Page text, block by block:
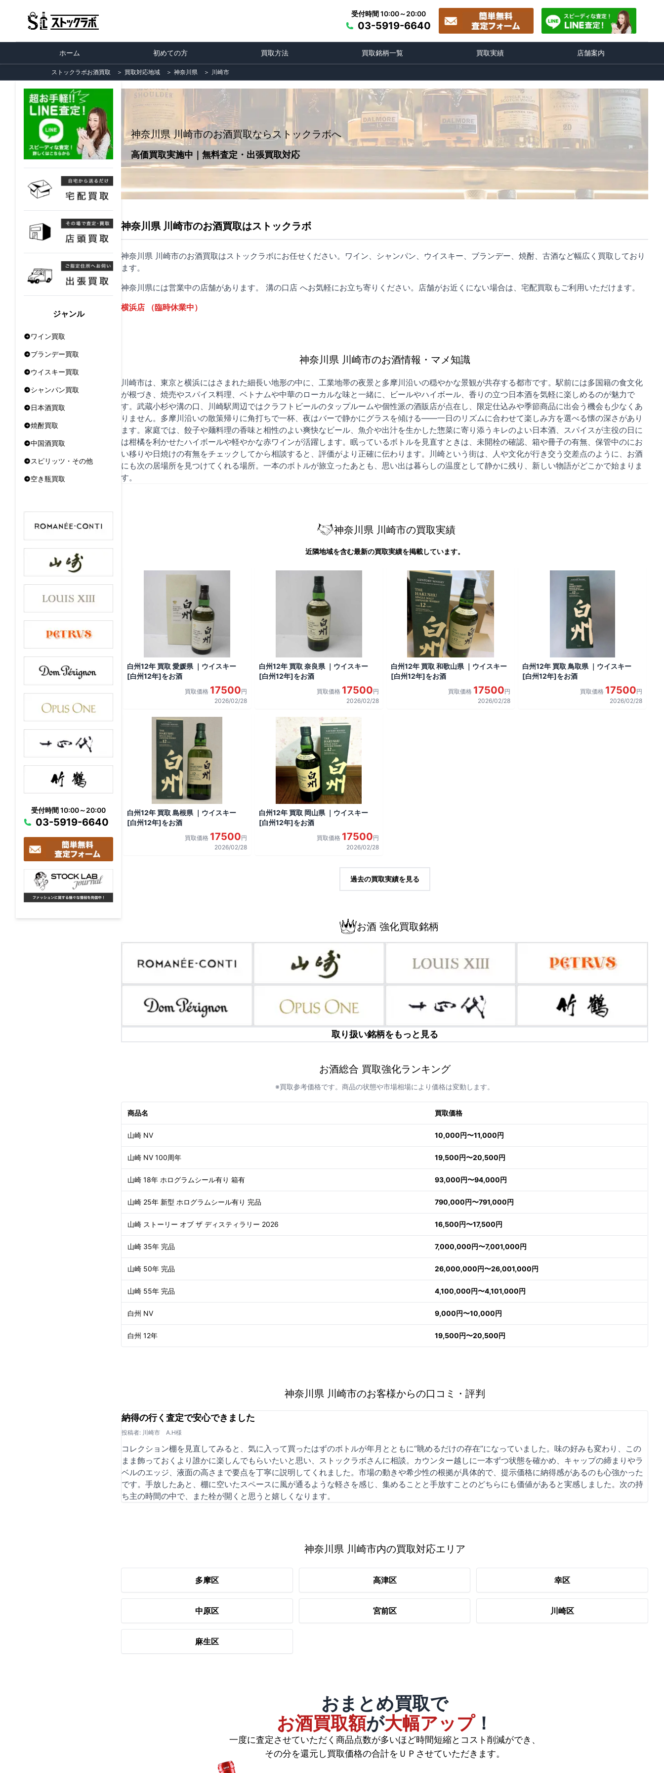
受付時間 10:00～20:00
03-5919-6640
ホーム 初めての方 買取方法 買取銘柄一覧 買取実績 店舗案内
ストックラボお酒買取 ＞ 買取対応地域 ＞ 神奈川県 ＞ 川崎市
ジャンル
ワイン買取
ブランデー買取
ウイスキー買取
シャンパン買取
日本酒買取
焼酎買取
中国酒買取
スピリッツ・その他
空き瓶買取
受付時間 10:00～20:00
03-5919-6640
神奈川県 川崎市のお酒買取ならストックラボへ
高価買取実施中｜無料査定・出張買取対応
神奈川県 川崎市のお酒買取はストックラボ
神奈川県 川崎市のお酒買取はストックラボにお任せください。ワイン、シャンパン、ウイスキー、ブランデー、焼酎、古酒など幅広く買取しており
ます。
神奈川県には営業中の店舗があります。溝の口店 へお気軽にお立ち寄りください。店舗がお近くにない場合は、宅配買取 もご利用いただけます。
横浜店 （臨時休業中）
神奈川県 川崎市のお酒情報・マメ知識
川崎市は、東京と横浜にはさまれた細長い地形の中に、工業地帯の夜景と多摩川沿いの穏やかな景観が共存する都市です。駅前には多国籍の食文化
が根づき、焼売やスパイス料理、ベトナムや中華のローカルな味と一緒に、ビールやハイボール、香りの立つ日本酒を気軽に楽しめるのが魅力で
す。武蔵小杉や溝の口、川崎駅周辺ではクラフトビールのタップルームや個性派の酒販店が点在し、限定仕込みや季節商品に出会う機会も少なくあ
りません。多摩川沿いの散策帰りに角打ちで一杯、夜はバーで静かにグラスを傾ける——一日のリズムに合わせて楽しみ方を選べる懐の深さがあり
ます。家庭では、餃子や麺料理の香味と相性のよい爽快なビール、魚介や出汁を生かした惣菜に寄り添うキレのよい日本酒、スパイスが主役の日に
は柑橘を利かせたハイボールや軽やかな赤ワインが活躍します。眠っているボトルを見直すときは、未開栓の確認、箱や冊子の有無、保管中のにお
い移りや日焼けの有無をチェックしてから相談すると、評価がより正確に伝わります。川崎という街は、人や文化が行き交う交差点のように、お酒
にも次の居場所を見つけてくれる場所。一本のボトルが旅立ったあとも、思い出は暮らしの温度として静かに残り、新しい物語がどこかで始まりま
す。
神奈川県 川崎市の買取実績
近隣地域を含む最新の買取実績を掲載しています。
白州12年 買取 愛媛県 ｜ウイスキー
[白州12年]をお酒
買取価格 17500円
2026/02/28
白州12年 買取 奈良県 ｜ウイスキー
[白州12年]をお酒
買取価格 17500円
2026/02/28
白州12年 買取 和歌山県 ｜ウイスキー
[白州12年]をお酒
買取価格 17500円
2026/02/28
白州12年 買取 鳥取県 ｜ウイスキー
[白州12年]をお酒
買取価格 17500円
2026/02/28
白州12年 買取 島根県 ｜ウイスキー
[白州12年]をお酒
買取価格 17500円
2026/02/28
白州12年 買取 岡山県 ｜ウイスキー
[白州12年]をお酒
買取価格 17500円
2026/02/28
過去の買取実績を見る
お酒 強化買取銘柄
取り扱い銘柄をもっと見る
お酒総合 買取強化ランキング
※買取参考価格です。商品の状態や市場相場により価格は変動します。
商品名 買取価格
山崎 NV 10,000円〜11,000円
山崎 NV 100周年 19,500円〜20,500円
山崎 18年 ホログラムシール有り 箱有 93,000円〜94,000円
山崎 25年 新型 ホログラムシール有り 完品 790,000円〜791,000円
山崎 ストーリー オブ ザ ディスティラリー 2026 16,500円〜17,500円
山崎 35年 完品 7,000,000円〜7,001,000円
山崎 50年 完品 26,000,000円〜26,001,000円
山崎 55年 完品 4,100,000円〜4,101,000円
白州 NV 9,000円〜10,000円
白州 12年 19,500円〜20,500円
神奈川県 川崎市のお客様からの口コミ・評判
納得の行く査定で安心できました
投稿者: 川崎市 A.H様
コレクション棚を見直してみると、気に入って買ったはずのボトルが年月とともに“眺めるだけの存在”になっていました。味の好みも変わり、この
まま飾っておくより誰かに楽しんでもらいたいと思い、ストックラボさんに相談。カウンター越しに一本ずつ状態を確かめ、キャップの締まりやラ
ベルのエッジ、液面の高さまで要点を丁寧に説明してくれました。市場の動きや希少性の根拠が具体的で、提示価格に納得感があるのも心強かった
です。手放したあと、棚に空いたスペースに風が通るような軽さを感じ、集めることと手放すことのどちらにも価値があると実感しました。次の持
ち主の時間の中で、また栓が開くと思うと嬉しくなります。
神奈川県 川崎市内の買取対応エリア
多摩区 高津区 幸区
中原区 宮前区 川崎区
麻生区
おまとめ買取で
お酒買取額が大幅アップ！
一度に査定させていただく商品点数が多いほど時間短縮とコスト削減ができ、
その分を還元し買取価格の合計をＵＰさせていただきます。